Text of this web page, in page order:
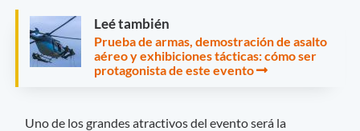
Leé también
Prueba de armas, demostración de asalto
aéreo y exhibiciones tácticas: cómo ser
protagonista de este evento
Uno de los grandes atractivos del evento será la